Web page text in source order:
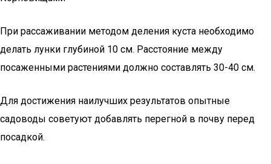
При рассаживании методом деления куста необходимо
делать лунки глубиной 10 см. Расстояние между
посаженными растениями должно составлять 30-40 см.
Для достижения наилучших результатов опытные
садоводы советуют добавлять перегной в почву перед
посадкой.